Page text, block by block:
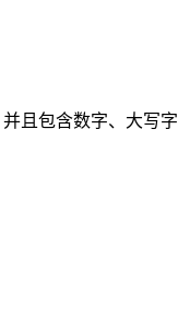
且包含数字、大写字